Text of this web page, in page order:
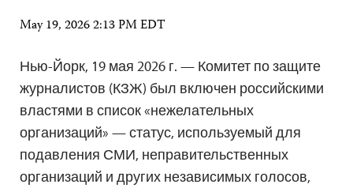
May 19, 2026 2:13 PM EDT
Нью-Йорк, 19 мая 2026 г. — Комитет по защите
журналистов (КЗЖ) был включен российскими
властями в список «нежелательных
организаций» — статус, используемый для
подавления СМИ, неправительственных
организаций и других независимых голосов,